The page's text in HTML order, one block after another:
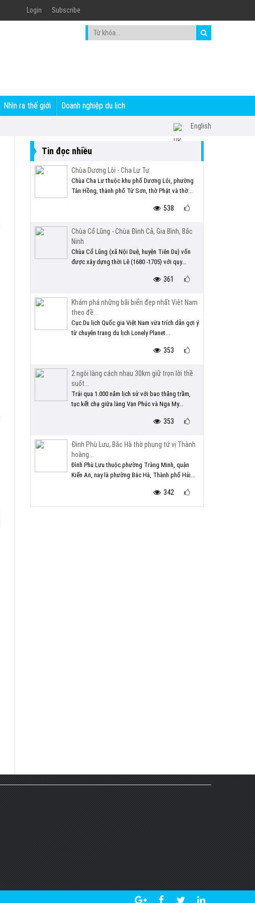
Login Subscribe
Nhìn ra thế giới Doanh nghiệp du lịch
English
Tin đọc nhiều
Chùa Dương Lôi - Cha Lư Tự
Chùa Cha Lư thuộc khu phố Dương Lôi, phường
Tân Hồng, thành phố Từ Sơn, thờ Phật và thờ...
538
Chùa Cổ Lũng - Chùa Đình Cả, Gia Bình, Bắc
Ninh
Chùa Cổ Lũng (xã Nội Duệ, huyện Tiên Du) vốn
được xây dựng thời Lê (1680 -1705) với quy...
361
Khám phá những bãi biển đẹp nhất Việt Nam
theo đề...
Cục Du lịch Quốc gia Việt Nam vừa trích dẫn gợi ý
từ chuyên trang du lịch Lonely Planet...
353
2 ngôi làng cách nhau 30km giữ trọn lời thề
suốt...
Trải qua 1.000 năm lịch sử với bao thăng trầm,
tục kết chạ giữa làng Vạn Phúc và Nga My...
353
Đình Phù Lưu, Bắc Hà thờ phụng tứ vị Thành
hoàng...
Đình Phù Lưu thuộc phường Tràng Minh, quận
Kiến An, nay là phường Bắc Hà, Thành phố Hải...
342